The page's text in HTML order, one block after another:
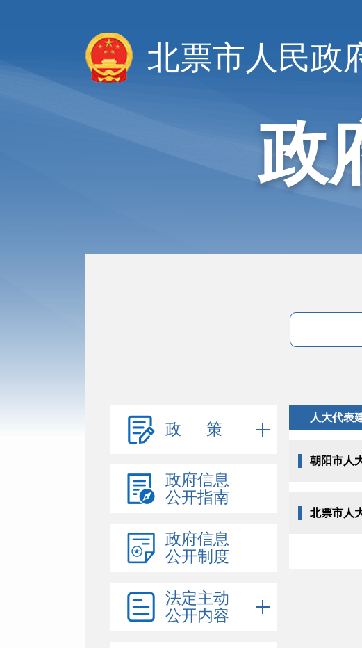
北票市人民政
政
政 策
政府信息
公开指南
政府信息
公开制度
法定主动
公开内容
人大代表
朝阳市人
北票市人